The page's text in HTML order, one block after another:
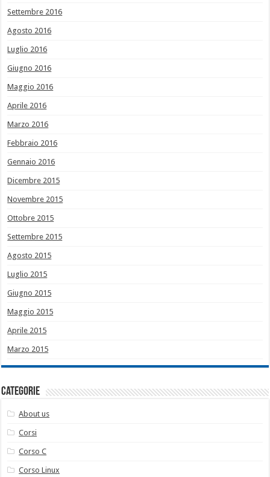
Settembre 2016
Agosto 2016
Luglio 2016
Giugno 2016
Maggio 2016
Aprile 2016
Marzo 2016
Febbraio 2016
Gennaio 2016
Dicembre 2015
Novembre 2015
Ottobre 2015
Settembre 2015
Agosto 2015
Luglio 2015
Giugno 2015
Maggio 2015
Aprile 2015
Marzo 2015
Categorie
About us
Corsi
Corso C
Corso Linux